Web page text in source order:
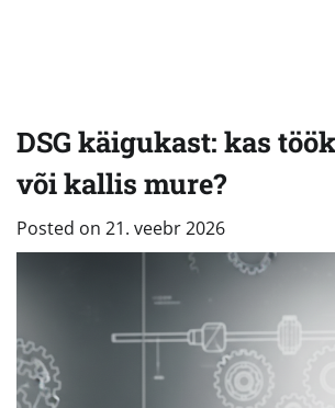
DSG käigukast: kas
või kallis mure?
Posted on 21. veebr 2026